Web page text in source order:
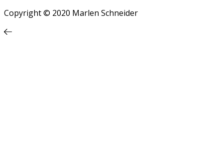
Copyright © 2020 Marlen Schneider